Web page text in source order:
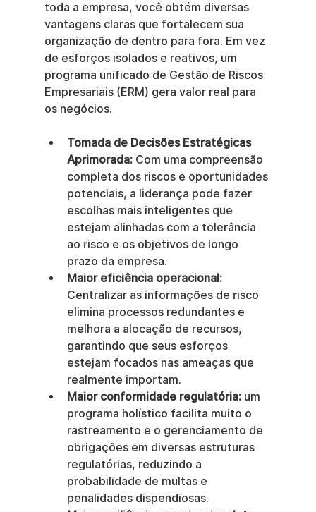
toda a empresa, você obtém diversas
vantagens claras que fortalecem sua
organização de dentro para fora. Em vez
de esforços isolados e reativos, um
programa unificado de Gestão de Riscos
Empresariais (ERM) gera valor real para
os negócios.
Tomada de Decisões Estratégicas
Aprimorada: Com uma compreensão
completa dos riscos e oportunidades
potenciais, a liderança pode fazer
escolhas mais inteligentes que
estejam alinhadas com a tolerância
ao risco e os objetivos de longo
prazo da empresa.
Maior eficiência operacional:
Centralizar as informações de risco
elimina processos redundantes e
melhora a alocação de recursos,
garantindo que seus esforços
estejam focados nas ameaças que
realmente importam.
Maior conformidade regulatória: um
programa holístico facilita muito o
rastreamento e o gerenciamento de
obrigações em diversas estruturas
regulatórias, reduzindo a
probabilidade de multas e
penalidades dispendiosas.